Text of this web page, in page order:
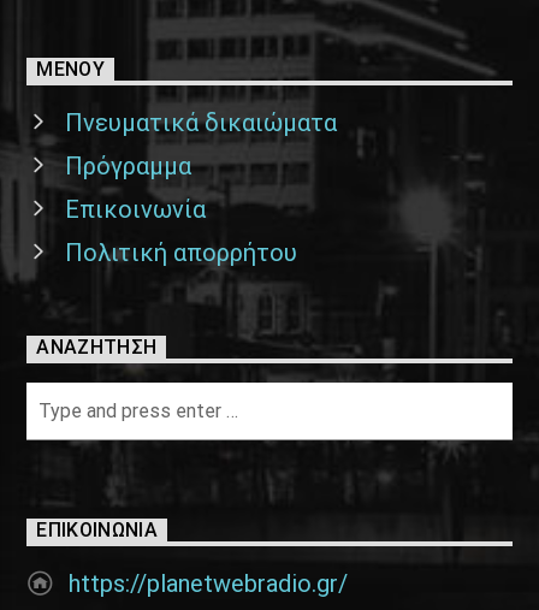
ΜΕΝΟΥ
Πνευματικά δικαιώματα
Πρόγραμμα
Επικοινωνία
Πολιτική απορρήτου
ΑΝΑΖΉΤΗΣΗ
ΕΠΙΚΟΙΝΩΝΊΑ
https://planetwebradio.gr/